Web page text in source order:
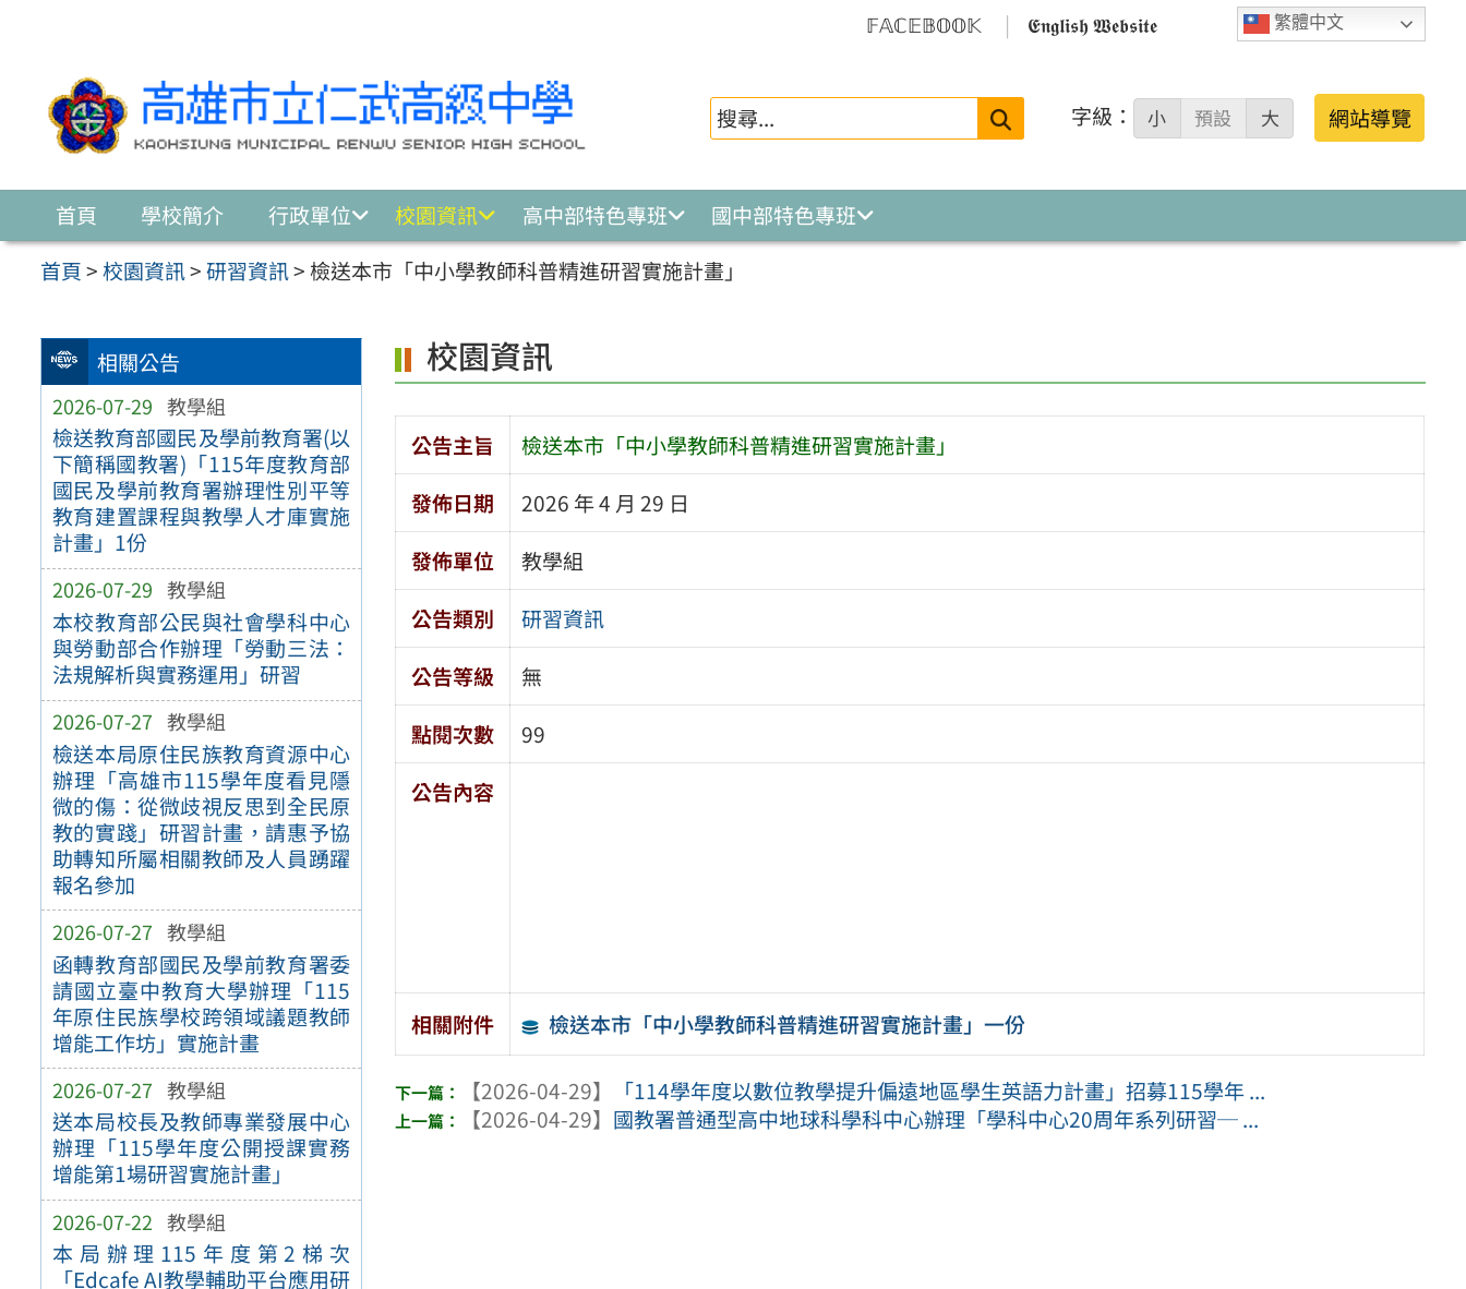
繁體中文
𝔽𝔸ℂ𝔼𝔹𝕆𝕆𝕂 𝕰𝖓𝖌𝖑𝖎𝖘𝖍 𝖂𝖊𝖇𝖘𝖎𝖙𝖊
搜
字級： 小 預設 大 網站導覽
首頁 學校簡介 行政單位 校園資訊 高中部特色專班
國中部特色專班
首頁>校園資訊>研習資訊> 檢送本市「中小學教師科普精進研習實施計畫」
相關公告
2026-07-29 教學組
檢送教育部國民及學前教育署(以
下簡稱國教署)「115年度教育部
國民及學前教育署辦理性別平等
教育建置課程與教學人才庫實施
計畫」1份
2026-07-29 教學組
本校教育部公民與社會學科中心
與勞動部合作辦理「勞動三法：
法規解析與實務運用」研習
2026-07-27 教學組
檢送本局原住民族教育資源中心
辦理「高雄市115學年度看見隱
微的傷：從微歧視反思到全民原
教的實踐」研習計畫，請惠予協
助轉知所屬相關教師及人員踴躍
報名參加
2026-07-27 教學組
函轉教育部國民及學前教育署委
請國立臺中教育大學辦理「115
年原住民族學校跨領域議題教師
增能工作坊」實施計畫
2026-07-27 教學組
送本局校長及教師專業發展中心
辦理「115學年度公開授課實務
增能第1場研習實施計畫」
2026-07-22 教學組
本局辦理115年度第2梯次
「Edcafe AI教學輔助平台應用研
校園資訊
公告主旨
檢送本市「中小學教師科普精進研習實施計畫」
發佈日期
2026 年 4 月 29 日
發佈單位
教學組
公告類別
研習資訊
公告等級
無
點閱次數
99
公告內容
相關附件 檢送本市「中小學教師科普精進研習實施計畫」一份
【2026-04-29】
「114學年度以數位教學提升偏遠地區學生英語力計畫」招募115學年 ...
【2026-04-29】 國教署普通型高中地球科學科中心辦理「學科中心20周年系列研習─ ...